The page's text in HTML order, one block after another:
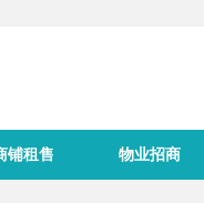
铺租售 物业招商